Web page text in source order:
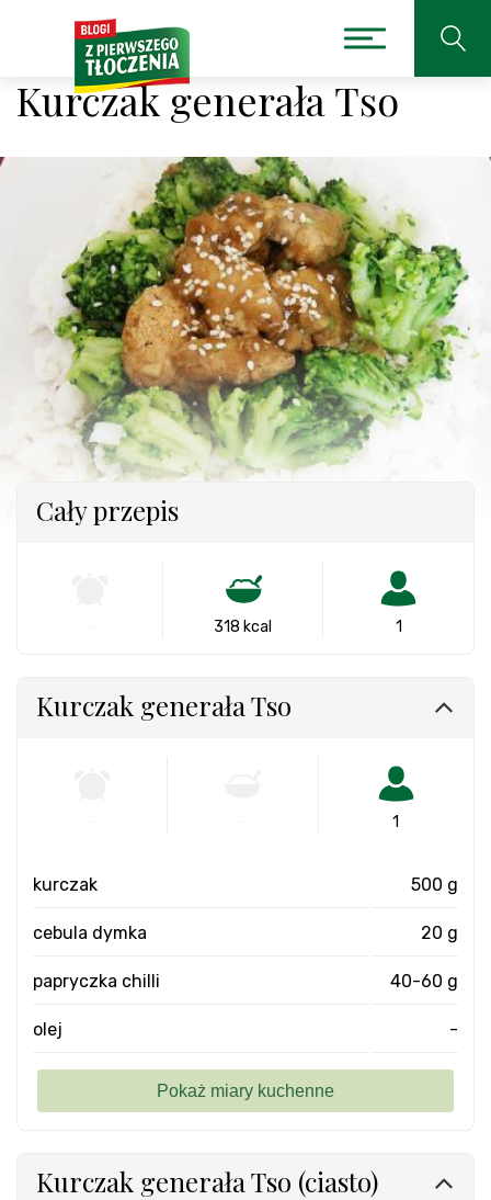
Kurczak generała Tso
Cały przepis
318 kcal 1
Kurczak generała Tso
1
kurczak 500 g
cebula dymka 20 g
papryczka chilli 40-60 g
olej -
Kurczak generała Tso (ciasto)